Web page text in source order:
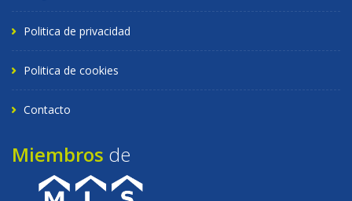
Politica de privacidad
Politica de cookies
Contacto
Miembros de